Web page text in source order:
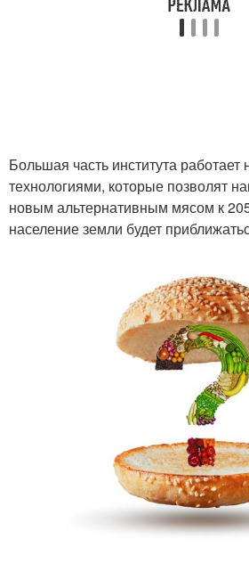
Большая часть института
технологиями, которые позволят
новым альтернативным мясом к
население земли будет